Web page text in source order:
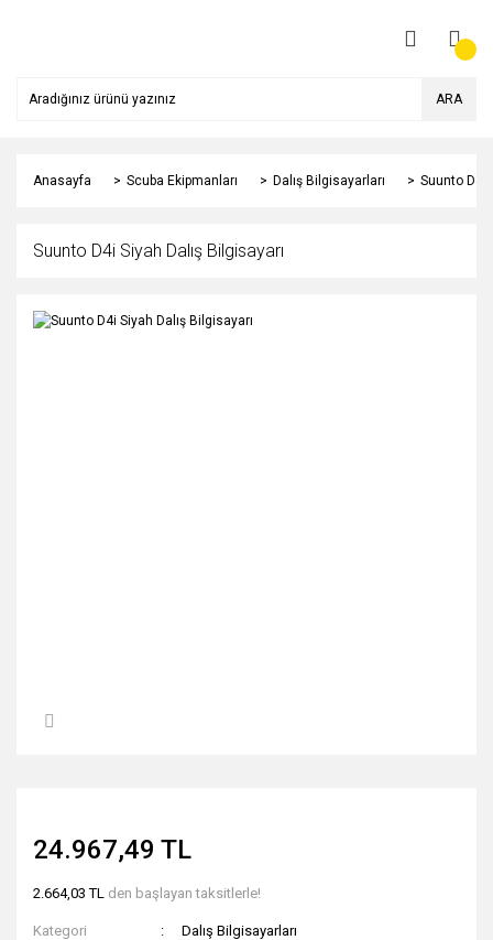
ARA
Anasayfa Scuba Ekipmanları Dalış Bilgisayarları Suunto D4i
Suunto D4i Siyah Dalış Bilgisayarı
24.967,49 TL
2.664,03 TL den başlayan taksitlerle!
Kategori
Dalış Bilgisayarları